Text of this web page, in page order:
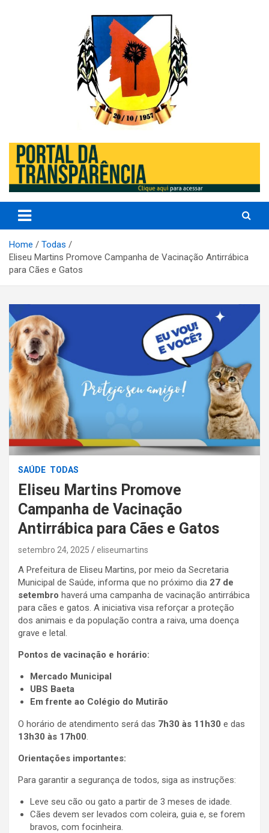
Prefeitura de Eliseu Martins –
PI
Home
Todas
Eliseu Martins Promove Campanha de Vacinação Antirrábica
para Cães e Gatos
SAÚDE TODAS
Eliseu Martins Promove
Campanha de Vacinação
Antirrábica para Cães e Gatos
setembro 24, 2025 eliseumartins
A Prefeitura de Eliseu Martins, por meio da Secretaria
Municipal de Saúde, informa que no próximo dia 27 de
setembro haverá uma campanha de vacinação antirrábica
para cães e gatos. A iniciativa visa reforçar a proteção
dos animais e da população contra a raiva, uma doença
grave e letal.
Pontos de vacinação e horário:
Mercado Municipal
UBS Baeta
Em frente ao Colégio do Mutirão
O horário de atendimento será das 7h30 às 11h30 e das
13h30 às 17h00
Orientações importantes:
Para garantir a segurança de todos, siga as instruções:
Leve seu cão ou gato a partir de 3 meses de idade.
Cães devem ser levados com coleira, guia e, se forem
bravos, com focinheira.